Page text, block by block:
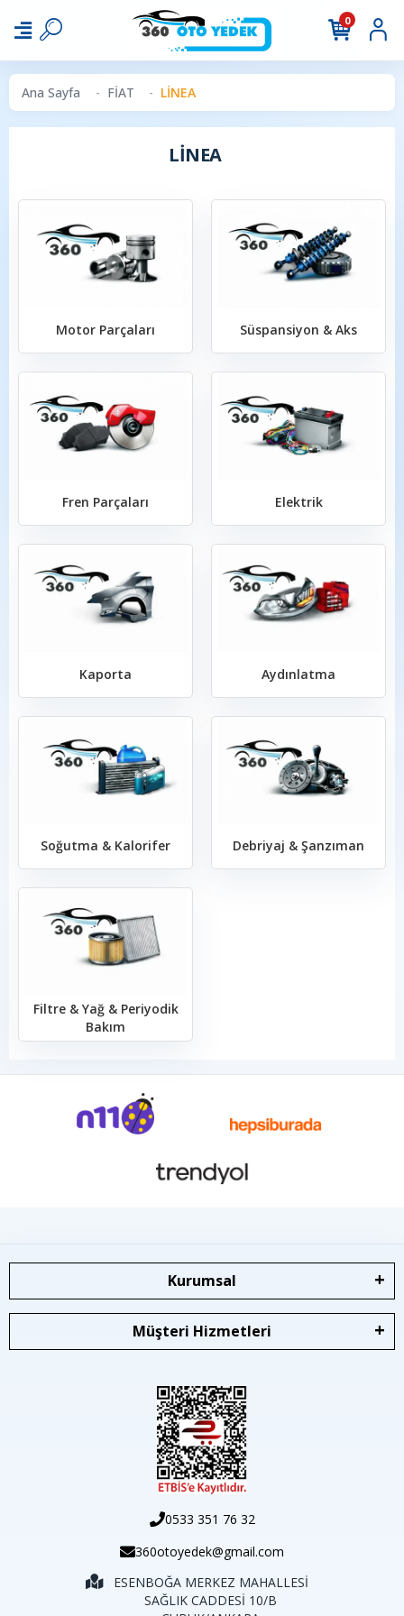
0
Ana Sayfa FİAT LİNEA
LİNEA
Motor Parçaları Süspansiyon & Aks
Fren Parçaları Elektrik
Kaporta Aydınlatma
Soğutma & Kalorifer Debriyaj & Şanzıman
Filtre & Yağ & Periyodik
Bakım
Kurumsal
Müşteri Hizmetleri
0533 351 76 32
360otoyedek@gmail.com
ESENBOĞA MERKEZ MAHALLESİ
SAĞLIK CADDESİ 10/B